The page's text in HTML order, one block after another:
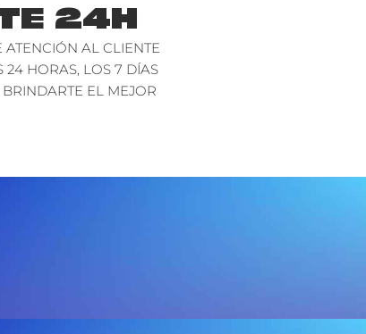
24H
AL CLIENTE
24 HORAS, LOS 7 DÍAS
EL MEJOR